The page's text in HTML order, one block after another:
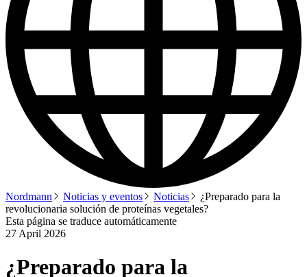
Nordmann Noticias y eventos Noticias
¿Preparado para la
revolucionaria solución de proteínas vegetales?
Esta página se traduce automáticamente
27 April 2026
¿Preparado para la